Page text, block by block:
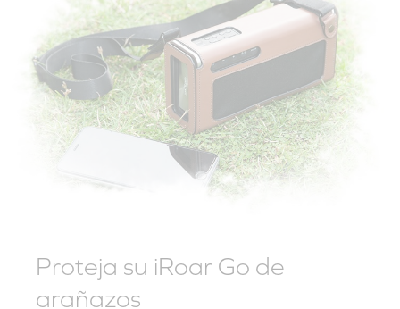
Proteja su iRoar Go de
arañazos